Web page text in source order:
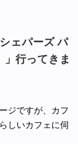
ェパーズ パ
行ってきま
ジですが、カフ
しいカフェに伺